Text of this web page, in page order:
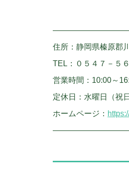
住所：静岡県榛原郡
TEL：０５４７－５
営業時間：10:00～
定休日：水曜日（祝
ホームページ：